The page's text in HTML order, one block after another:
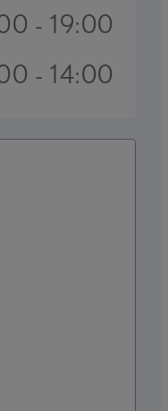
- 19:00
- 14:00